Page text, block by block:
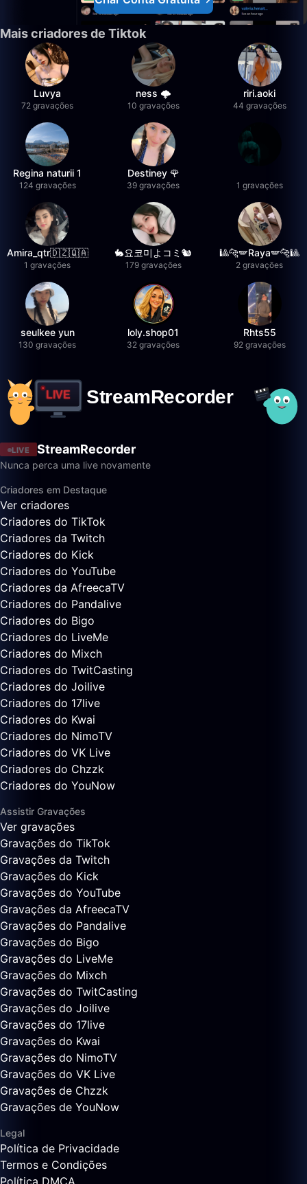
Mais criadores de Tiktok
Luvya
72 gravações
ness 🌩️
10 gravações
riri.aoki
44 gravações
Regina naturii 1
124 gravações
Destiney 🌹
39 gravações 1 gravações
Amira_qtr🇩🇿🇶🇦
1 gravações
🐇요코미よコミ🐿
179 gravações
🎱🐆🪽Raya🪽🐆🎱
2 gravações
seulkee yun
130 gravações
loly.shop01
32 gravações
Rhts55
92 gravações
LIVE StreamRecorder
Nunca perca uma live novamente
Criadores em Destaque
Ver criadores
Criadores do TikTok
Criadores da Twitch
Criadores do Kick
Criadores do YouTube
Criadores da AfreecaTV
Criadores do Pandalive
Criadores do Bigo
Criadores do LiveMe
Criadores do Mixch
Criadores do TwitCasting
Criadores do Joilive
Criadores do 17live
Criadores do Kwai
Criadores do NimoTV
Criadores do VK Live
Criadores do Chzzk
Criadores do YouNow
Assistir Gravações
Ver gravações
Gravações do TikTok
Gravações da Twitch
Gravações do Kick
Gravações do YouTube
Gravações da AfreecaTV
Gravações do Pandalive
Gravações do Bigo
Gravações do LiveMe
Gravações do Mixch
Gravações do TwitCasting
Gravações do Joilive
Gravações do 17live
Gravações do Kwai
Gravações do NimoTV
Gravações do VK Live
Gravações de Chzzk
Gravações de YouNow
Legal
Política de Privacidade
Termos e Condições